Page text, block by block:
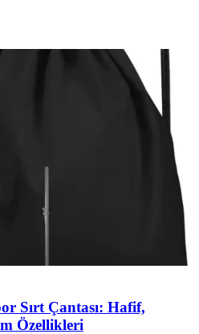
Sırt Çantası: Hafif,
Özellikleri